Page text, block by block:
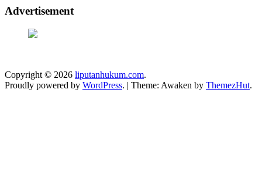
Advertisement
Copyright © 2026 liputanhukum.com.
Proudly powered by WordPress. | Theme: Awaken by ThemezHut.